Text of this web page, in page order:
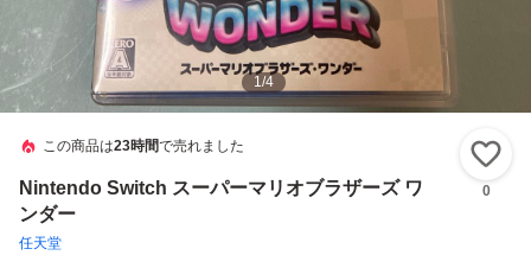
1/4
この商品は23時間で売れました
Nintendo Switch スーパーマリオブラザーズ ワ
ンダー
任天堂
0